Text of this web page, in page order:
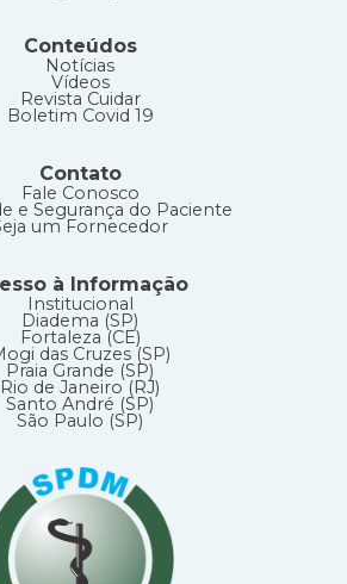
Conteúdos
Notícias
Vídeos
Revista Cuidar
Boletim Covid 19
Contato
Fale Conosco
e Segurança do Paciente
um Fornecedor
à Informação
Institucional
Diadema (SP)
Fortaleza (CE)
das Cruzes (SP)
Praia Grande (SP)
Rio de Janeiro (RJ)
Santo André (SP)
São Paulo (SP)